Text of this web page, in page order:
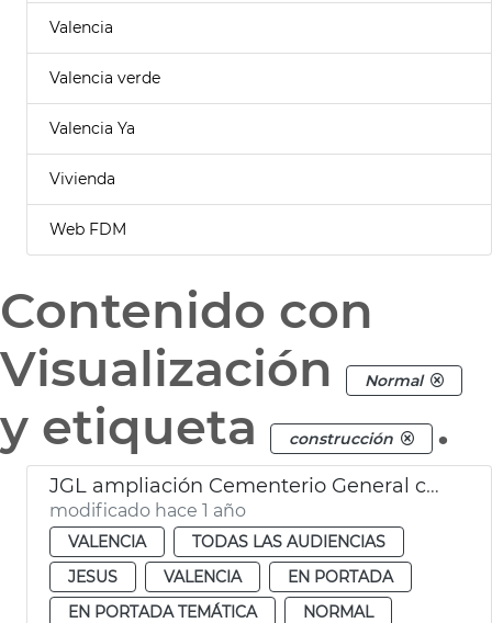
Valencia
Valencia verde
Valencia Ya
Vivienda
Web FDM
Contenido con
Visualización
Normal
y etiqueta construcción .
JGL ampliación Cementerio General con 2.596 nuevos nichos
modificado hace 1 año
VALENCIA
TODAS LAS AUDIENCIAS
JESUS
VALENCIA
EN PORTADA
EN PORTADA TEMÁTICA
NORMAL